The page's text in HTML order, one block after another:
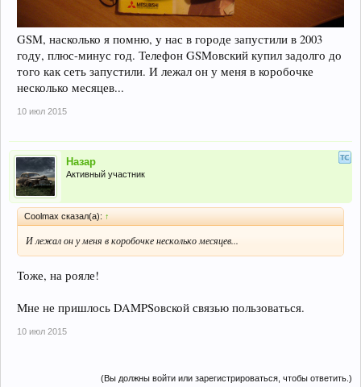
GSM, насколько я помню, у нас в городе запустили в 2003
году, плюс-минус год. Телефон GSMовский купил задолго до
того как сеть запустили. И лежал он у меня в коробочке
несколько месяцев...
10 июл 2015
Назар
Активный участник
Coolmax сказал(а): ↑
И лежал он у меня в коробочке несколько месяцев...
Тоже, на рояле!
Мне не пришлось DAMPSовской связью пользоваться.
10 июл 2015
(Вы должны войти или зарегистрироваться, чтобы ответить.)